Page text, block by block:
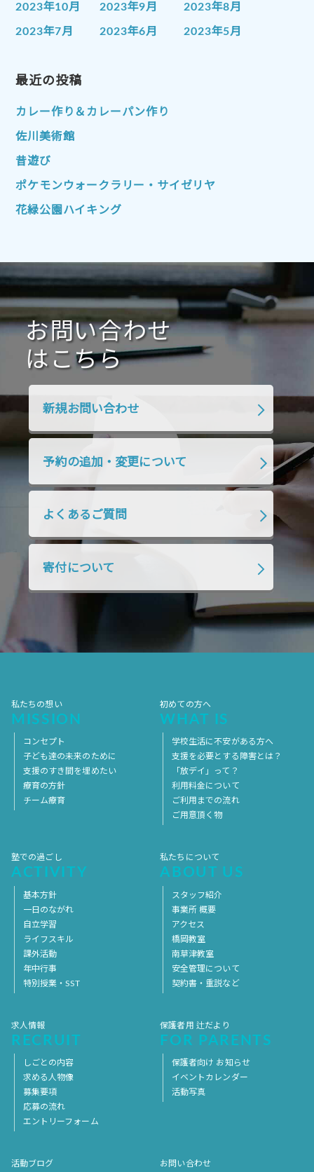
2023年10月 2023年9月 2023年8月
2023年7月 2023年6月 2023年5月
2023年1月
2022年10月 2022年9月
2022年7月
2022年4月
2022年1月 2021年12月 2021年11月
2021年10月 2021年9月
2021年1月 2020年12月 2020年11月
2020年10月 2020年9月 2020年8月
2020年7月 2020年6月 2020年5月
2020年4月 2020年3月 2020年2月
2019年10月 2019年9月
2019年4月
2018年7月 2018年6月
2018年4月 2018年3月 2018年2月
2018年1月 2017年12月
2017年10月 2017年9月 2017年8月
2017年5月
2017年4月
最近の投稿
カレー作り＆カレーパン作り
佐川美術館
昔遊び
ポケモンウォークラリー・サイゼリヤ
花緑公園ハイキング
お問い合わせ
はこちら
新規お問い合わせ
予約の追加・変更について
よくあるご質問
寄付について
私たちの想い
MISSION
コンセプト
子ども達の未来のために
支援のすき間を埋めたい
療育の方針
チーム療育
初めての方へ
WHAT IS
学校生活に不安がある方へ
支援を必要とする障害とは？
「放デイ」って？
利用料金について
ご利用までの流れ
ご用意頂く物
塾での過ごし
ACTIVITY
基本方針
一日のながれ
自立学習
ライフスキル
課外活動
年中行事
特別授業・SST
私たちについて
ABOUT US
スタッフ紹介
事業所 概要
アクセス
橋岡教室
南草津教室
安全管理について
契約書・重説など
求人情報
RECRUIT
しごとの内容
求める人物像
募集要項
応募の流れ
エントリーフォーム
保護者用 辻だより
FOR PARENTS
保護者向け お知らせ
イベントカレンダー
活動写真
活動ブログ お問い合わせ